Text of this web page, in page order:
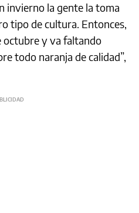
invierno la gente la toma
tipo de cultura. Entonces,
octubre y va faltando
todo naranja de calidad”,